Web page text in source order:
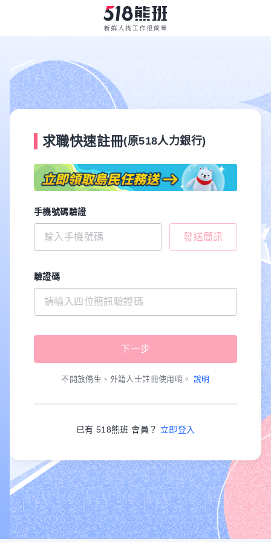
求職快速註冊(原518人力銀行)
手機號碼驗證
發送簡訊
驗證碼
不開放僑生、外籍人士註冊使用唷。 說明
已有 518熊班 會員？ 立即登入